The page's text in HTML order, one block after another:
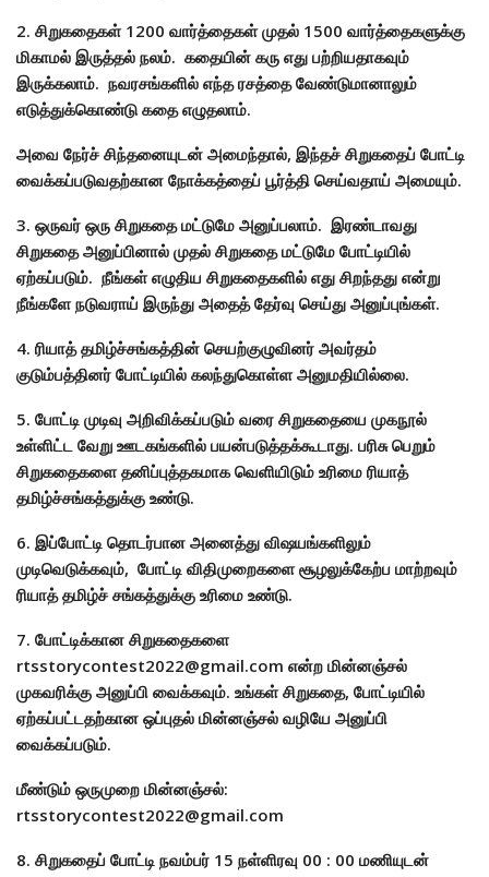
2. சிறுகதைகள் 1200 வார்த்தைகள் முதல் 1500 வார்த்தைகளுக்கு
மிகாமல் இருத்தல் நலம். கதையின் கரு எது பற்றியதாகவும்
இருக்கலாம். நவரசங்களில் எந்த ரசத்தை வேண்டுமானாலும்
எடுத்துக்கொண்டு கதை எழுதலாம்.
அவை நேர்ச் சிந்தனையுடன் அமைந்தால், இந்தச் சிறுகதைப் போட்டி
வைக்கப்படுவதற்கான நோக்கத்தைப் பூர்த்தி செய்வதாய் அமையும்.
3. ஒருவர் ஒரு சிறுகதை மட்டுமே அனுப்பலாம். இரண்டாவது
சிறுகதை அனுப்பினால் முதல் சிறுகதை மட்டுமே போட்டியில்
ஏற்கப்படும். நீங்கள் எழுதிய சிறுகதைகளில் எது சிறந்தது என்று
நீங்களே நடுவராய் இருந்து அதைத் தேர்வு செய்து அனுப்புங்கள்.
4. ரியாத் தமிழ்ச்சங்கத்தின் செயற்குழுவினர் அவர்தம்
குடும்பத்தினர் போட்டியில் கலந்துகொள்ள அனுமதியில்லை.
5. போட்டி முடிவு அறிவிக்கப்படும் வரை சிறுகதையை முகநூல்
உள்ளிட்ட வேறு ஊடகங்களில் பயன்படுத்தக்கூடாது. பரிசு பெறும்
சிறுகதைகளை தனிப்புத்தகமாக வெளியிடும் உரிமை ரியாத்
தமிழ்ச்சங்கத்துக்கு உண்டு.
6. இப்போட்டி தொடர்பான அனைத்து விஷயங்களிலும்
முடிவெடுக்கவும், போட்டி விதிமுறைகளை சூழலுக்கேற்ப மாற்றவும்
ரியாத் தமிழ்ச் சங்கத்துக்கு உரிமை உண்டு.
7. போட்டிக்கான சிறுகதைகளை
rtsstorycontest2022@gmail.com என்ற மின்னஞ்சல்
முகவரிக்கு அனுப்பி வைக்கவும். உங்கள் சிறுகதை, போட்டியில்
ஏற்கப்பட்டதற்கான ஒப்புதல் மின்னஞ்சல் வழியே அனுப்பி
வைக்கப்படும்.
மீண்டும் ஒருமுறை மின்னஞ்சல்:
rtsstorycontest2022@gmail.com
8. சிறுகதைப் போட்டி நவம்பர் 15 நள்ளிரவு 00 : 00 மணியுடன்